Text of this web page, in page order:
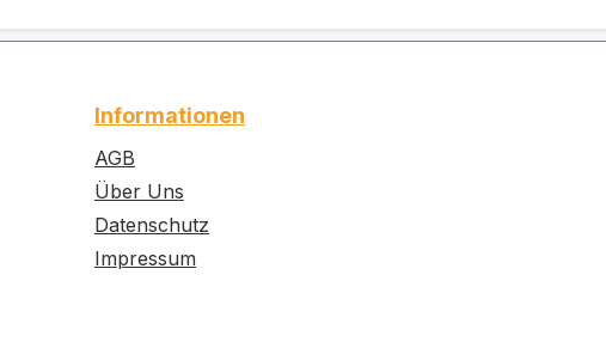
Informationen
AGB
Über Uns
Datenschutz
Impressum